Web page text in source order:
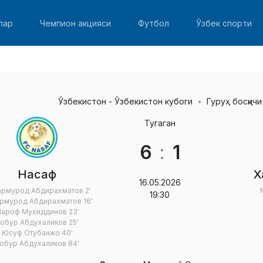
Чемпион акцияси Футбол Ўзбек спорти
Ўзбекистон - Ўзбекистон кубоги Гуруҳ босқичи
Насаф
Абдирахматов 2'
Абдирахматов 16'
Мухиддинов 23'
Абдухаликов 25'
Юсуф Отубанжо 40'
Абдухаликов 84'
Тугаган
6 : 1
16.05.2026
19:30